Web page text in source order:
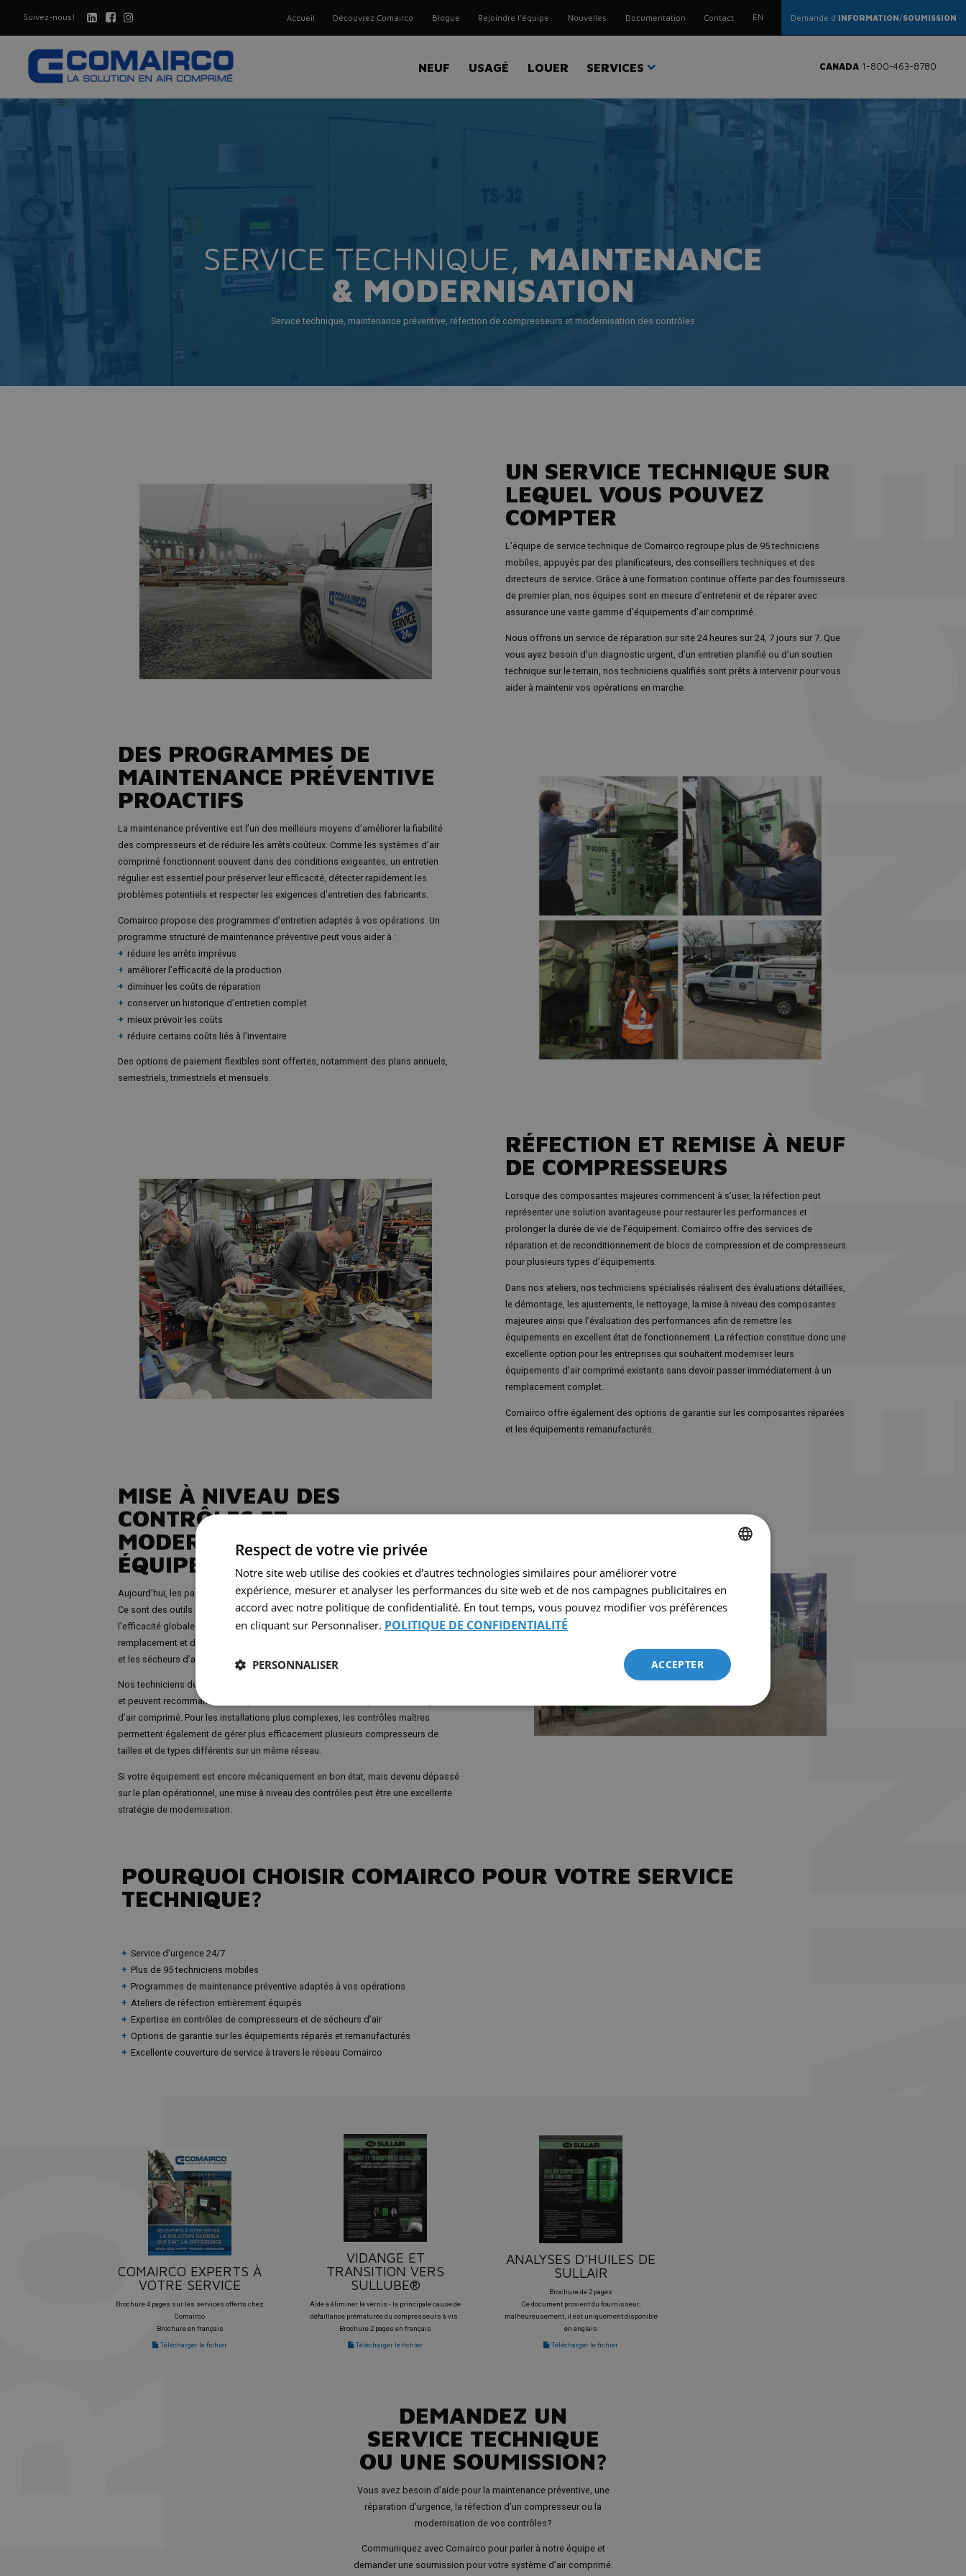
Suivez-nous! Accueil Découvrez Comairco Blogue Rejoindre l’équipe Nouvelles Documentation Contact EN Demande d'INFORMATION/SOUMISSION
NEUF USAGÉ LOUER SERVICES CANADA 1-800-463-8780
SERVICE TECHNIQUE, MAINTENANCE
& MODERNISATION
Service technique, maintenance préventive, réfection de compresseurs et modernisation des contrôles
UN SERVICE TECHNIQUE SUR
LEQUEL VOUS POUVEZ
COMPTER
L’équipe de service technique de Comairco regroupe plus de 95 techniciens
mobiles, appuyés par des planificateurs, des conseillers techniques et des
directeurs de service. Grâce à une formation continue offerte par des fournisseurs
de premier plan, nos équipes sont en mesure d’entretenir et de réparer avec
assurance une vaste gamme d’équipements d’air comprimé.
Nous offrons un service de réparation sur site 24 heures sur 24, 7 jours sur 7. Que
vous ayez besoin d’un diagnostic urgent, d’un entretien planifié ou d’un soutien
technique sur le terrain, nos techniciens qualifiés sont prêts à intervenir pour vous
aider à maintenir vos opérations en marche.
DES PROGRAMMES DE
MAINTENANCE PRÉVENTIVE
PROACTIFS
La maintenance préventive est l’un des meilleurs moyens d’améliorer la fiabilité
des compresseurs et de réduire les arrêts coûteux. Comme les systèmes d’air
comprimé fonctionnent souvent dans des conditions exigeantes, un entretien
régulier est essentiel pour préserver leur efficacité, détecter rapidement les
problèmes potentiels et respecter les exigences d’entretien des fabricants.
Comairco propose des programmes d’entretien adaptés à vos opérations. Un
programme structuré de maintenance préventive peut vous aider à :
réduire les arrêts imprévus
améliorer l’efficacité de la production
diminuer les coûts de réparation
conserver un historique d’entretien complet
mieux prévoir les coûts
réduire certains coûts liés à l’inventaire
Des options de paiement flexibles sont offertes, notamment des plans annuels,
semestriels, trimestriels et mensuels.
RÉFECTION ET REMISE À NEUF
DE COMPRESSEURS
Lorsque des composantes majeures commencent à s’user, la réfection peut
représenter une solution avantageuse pour restaurer les performances et
prolonger la durée de vie de l’équipement. Comairco offre des services de
réparation et de reconditionnement de blocs de compression et de compresseurs
pour plusieurs types d’équipements.
Dans nos ateliers, nos techniciens spécialisés réalisent des évaluations détaillées,
le démontage, les ajustements, le nettoyage, la mise à niveau des composantes
majeures ainsi que l’évaluation des performances afin de remettre les
équipements en excellent état de fonctionnement. La réfection constitue donc une
excellente option pour les entreprises qui souhaitent moderniser leurs
équipements d’air comprimé existants sans devoir passer immédiatement à un
remplacement complet.
Comairco offre également des options de garantie sur les composantes réparées
et les équipements remanufacturés.
MISE À NIVEAU DES
CONTRÔLES ET
MODERNISATION DES
ÉQUIPEMENTS
Aujourd’hui, les panneaux de contrôle sont bien plus que de simples accessoires.
Ce sont des outils essentiels pour améliorer la fiabilité, la facilité d’utilisation et
l’efficacité globale du système. Comairco offre des services de mise à niveau, de
remplacement et de réparation des panneaux de contrôle pour les compresseurs
et les sécheurs d’air.
Nos techniciens demeurent à jour sur les plus récentes technologies de contrôle
et peuvent recommander des options de modernisation adaptées à votre système
d’air comprimé. Pour les installations plus complexes, les contrôles maîtres
permettent également de gérer plus efficacement plusieurs compresseurs de
tailles et de types différents sur un même réseau.
Si votre équipement est encore mécaniquement en bon état, mais devenu dépassé
sur le plan opérationnel, une mise à niveau des contrôles peut être une excellente
stratégie de modernisation.
POURQUOI CHOISIR COMAIRCO POUR VOTRE SERVICE
TECHNIQUE?
Service d’urgence 24/7
Plus de 95 techniciens mobiles
Programmes de maintenance préventive adaptés à vos opérations
Ateliers de réfection entièrement équipés
Expertise en contrôles de compresseurs et de sécheurs d’air
Options de garantie sur les équipements réparés et remanufacturés
Excellente couverture de service à travers le réseau Comairco
COMAIRCO EXPERTS À
VOTRE SERVICE
Brochure 4 pages sur les services offerts chez
Comairco
Brochure en français
Télécharger le fichier
VIDANGE ET
TRANSITION VERS
SULLUBE®
Aide à éliminer le vernis - la principale cause de
défaillance prématurée du compresseurs à vis.
Brochure 2 pages en français
Télécharger le fichier
ANALYSES D'HUILES DE
SULLAIR
Brochure de 2 pages
Ce document provient du fournisseur,
malheureusement, il est uniquement disponible
en anglais
Télécharger le fichier
DEMANDEZ UN
SERVICE TECHNIQUE
OU UNE SOUMISSION?
Vous avez besoin d’aide pour la maintenance préventive, une
réparation d’urgence, la réfection d’un compresseur ou la
modernisation de vos contrôles?
Communiquez avec Comairco pour parler à notre équipe et
demander une soumission pour votre système d’air comprimé.
ENGLISH
Respect de votre vie privée
Notre site web utilise des cookies et d'autres technologies similaires pour améliorer votre
expérience, mesurer et analyser les performances du site web et de nos campagnes publicitaires en
accord avec notre politique de confidentialité. En tout temps, vous pouvez modifier vos préférences
en cliquant sur Personnaliser. POLITIQUE DE CONFIDENTIALITÉ
ACCEPTER
PERSONNALISER